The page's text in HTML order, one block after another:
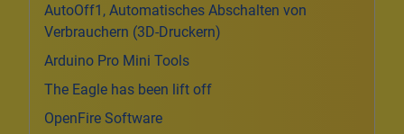
AutoOff1, Automatisches Abschalten von
Verbrauchern (3D-Druckern)
Arduino Pro Mini Tools
The Eagle has been lift off
OpenFire Software